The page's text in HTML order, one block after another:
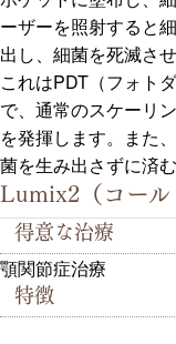
ーザーを照射すると
出し、細菌を死滅さ
これはPDT（フォト
で、通常のスケーリ
を発揮します。また
菌を生み出さずに済
Lumix2（コール
得意な治療
顎関節症治療
特徴